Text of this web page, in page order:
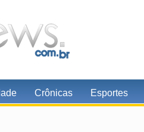
Crônicas Esportes